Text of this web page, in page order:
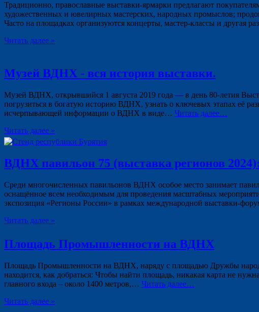
Традиционно, православные выставки-ярмарки предлагают
художественных и ювелирных мастерских, народных промыслов;
Часто на площадках организуются концерты, мастер-классы и другая
Читать далее »
Музей ВДНХ - вся история выставки.
Музей ВДНХ, открывшийся 1 августа 2019 года — в день 80‑летия
погрузиться в богатую историю ВДНХ, узнать о ключевых этапах её
исчерпывающей информации о ВДНХ в виде… Читать далее…
Читать далее »
ВДНХ павильон 75 (выставка регионов
Среди многочисленных павильонов ВДНХ особое место занимает
оснащённое всем необходимым для проведения масштабных
экспозиция «Регионы России» в рамках международной выставки-
Читать далее »
Площадь Промышленности на ВДНХ
Площадь Промышленности на ВДНХ, наряду с площадью Дружбы
находится, как добраться: Чтобы найти площадь, никакая карта не
главного входа – около 1400 метров,… Читать далее…
Читать далее »